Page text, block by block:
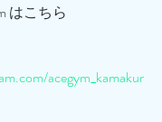
はこちら
acegym_kamakur